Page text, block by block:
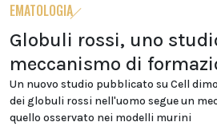
EMATOLOGIA
Globuli rossi, uno
meccanismo di
Un nuovo studio pubblicato su Cell
dei globuli rossi nell'uomo segue un
quello osservato nei modelli murini